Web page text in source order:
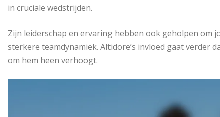
in cruciale wedstrijden.
Zijn leiderschap en ervaring hebben ook geholpen om
sterkere teamdynamiek. Altidore’s invloed gaat verder
om hem heen verhoogt.